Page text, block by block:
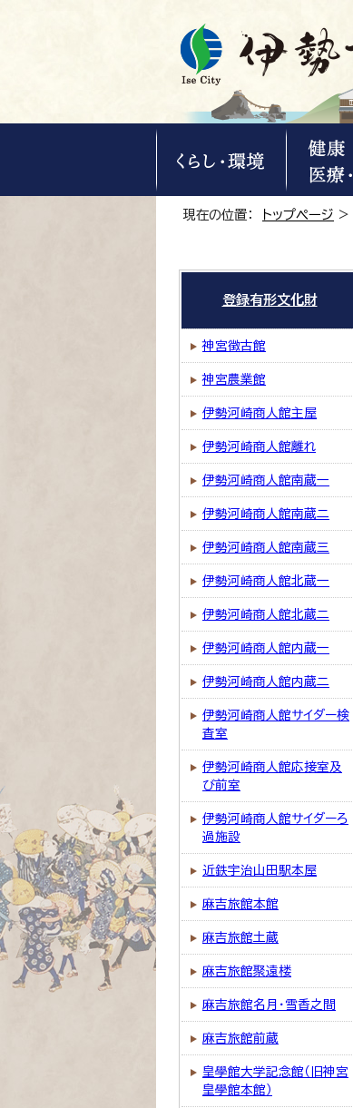
現在の位置： トップページ >
登録有形文化財
神宮徴古館
神宮農業館
伊勢河崎商人館主屋
伊勢河崎商人館離れ
伊勢河崎商人館南蔵一
伊勢河崎商人館南蔵二
伊勢河崎商人館南蔵三
伊勢河崎商人館北蔵一
伊勢河崎商人館北蔵二
伊勢河崎商人館内蔵一
伊勢河崎商人館内蔵二
伊勢河崎商人館サイダー検
査室
伊勢河崎商人館応接室及
び前室
伊勢河崎商人館サイダーろ
過施設
近鉄宇治山田駅本屋
麻吉旅館本館
麻吉旅館土蔵
麻吉旅館聚遠楼
麻吉旅館名月・雪香之間
麻吉旅館前蔵
皇學館大学記念館（旧神宮
皇學館本館）